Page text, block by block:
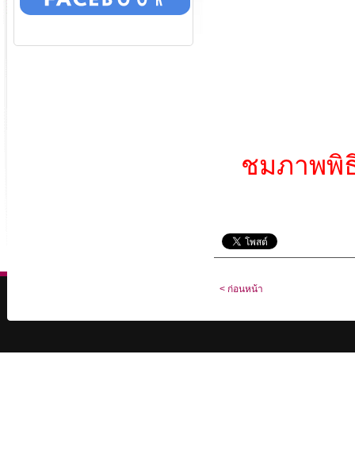
ชมภาพพิ
< ก่อนหน้า